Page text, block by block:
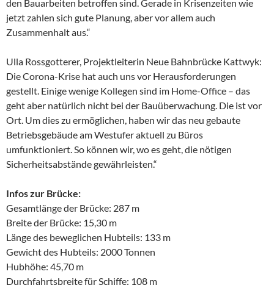
den Bauarbeiten betroffen sind. Gerade in Krisenzeiten wie
jetzt zahlen sich gute Planung, aber vor allem auch
Zusammenhalt aus.“
Ulla Rossgotterer, Projektleiterin Neue Bahnbrücke Kattwyk:
Die Corona-Krise hat auch uns vor Herausforderungen
gestellt. Einige wenige Kollegen sind im Home-Office – das
geht aber natürlich nicht bei der Bauüberwachung. Die ist vor
Ort. Um dies zu ermöglichen, haben wir das neu gebaute
Betriebsgebäude am Westufer aktuell zu Büros
umfunktioniert. So können wir, wo es geht, die nötigen
Sicherheitsabstände gewährleisten.“
Infos zur Brücke:
Gesamtlänge der Brücke: 287 m
Breite der Brücke: 15,30 m
Länge des beweglichen Hubteils: 133 m
Gewicht des Hubteils: 2000 Tonnen
Hubhöhe: 45,70 m
Durchfahrtsbreite für Schiffe: 108 m